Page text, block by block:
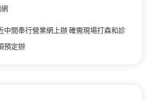
中間奉行營業網上辦 確需現場打森和診
預定辦